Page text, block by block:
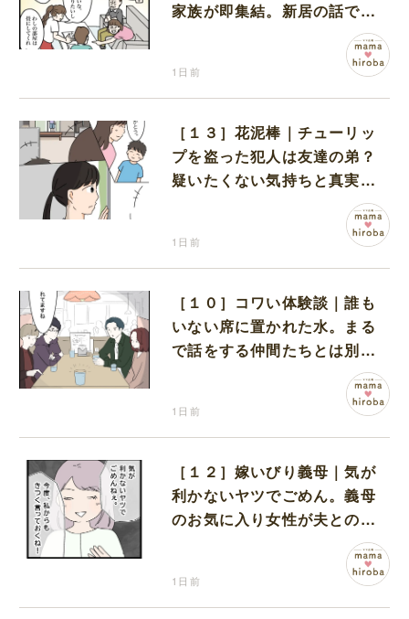
家族が即集結。新居の話で盛
り上がる義家族を置いて実家
1日前
［１３］花泥棒｜チューリッ
プを盗った犯人は友達の弟？
疑いたくない気持ちと真実の
1日前
［１０］コワい体験談｜誰も
いない席に置かれた水。まる
で話をする仲間たちとは別に
1日前
［１２］嫁いびり義母｜気が
利かないヤツでごめん。義母
のお気に入り女性が夫との親
1日前